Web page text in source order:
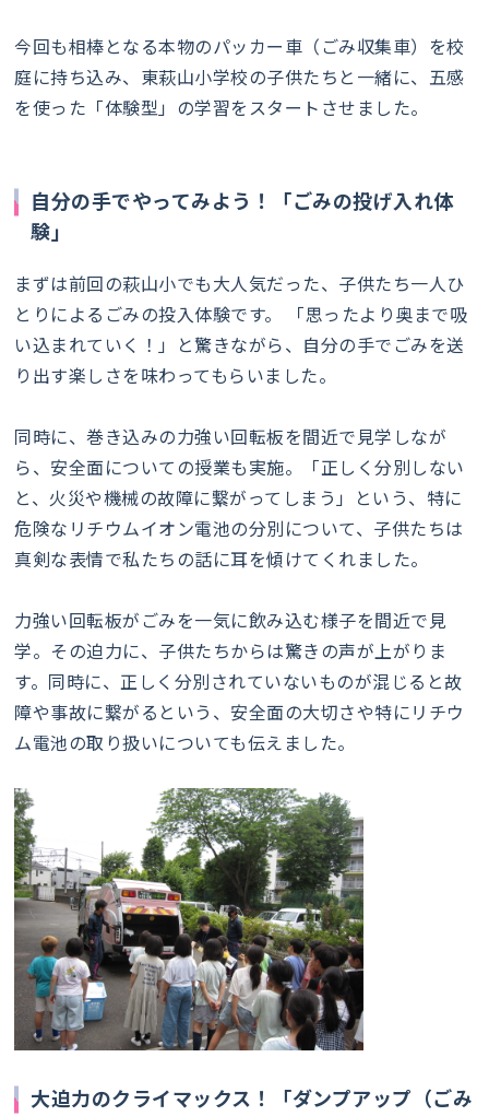
今回も相棒となる本物のパッカー車（ごみ収集車）を校
庭に持ち込み、東萩山小学校の子供たちと一緒に、五感
を使った「体験型」の学習をスタートさせました。
自分の手でやってみよう！「ごみの投げ入れ体
験」
まずは前回の萩山小でも大人気だった、子供たち一人ひ
とりによるごみの投入体験です。 「思ったより奥まで吸
い込まれていく！」と驚きながら、自分の手でごみを送
り出す楽しさを味わってもらいました。
同時に、巻き込みの力強い回転板を間近で見学しなが
ら、安全面についての授業も実施。「正しく分別しない
と、火災や機械の故障に繋がってしまう」という、特に
危険なリチウムイオン電池の分別について、子供たちは
真剣な表情で私たちの話に耳を傾けてくれました。
力強い回転板がごみを一気に飲み込む様子を間近で見
学。その迫力に、子供たちからは驚きの声が上がりま
す。同時に、正しく分別されていないものが混じると故
障や事故に繋がるという、安全面の大切さや特にリチウ
ム電池の取り扱いについても伝えました。
大迫力のクライマックス！「ダンプアップ（ごみ